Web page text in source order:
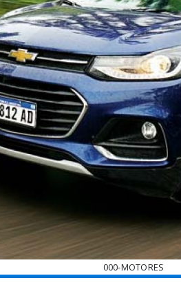
000-MOTORES